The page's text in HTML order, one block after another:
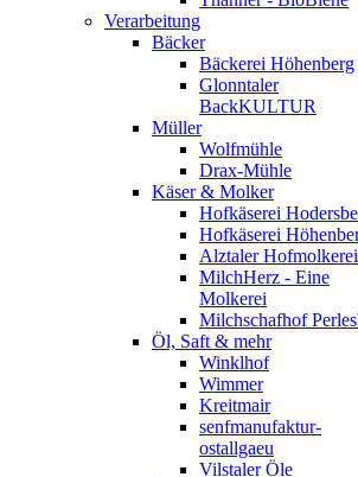
Verarbeitung
Bäcker
Bäckerei Höhenberg
Glonntaler
BackKULTUR
Müller
Wolfmühle
Drax-Mühle
Käser & Molker
Hofkäserei
Hofkäserei
Alztaler Hofmolkerei
MilchHerz - Eine
Molkerei
Milchschafhof
Öl, Saft & mehr
Winklhof
Wimmer
Kreitmair
senfmanufaktur-
ostallgaeu
Vilstaler Öle